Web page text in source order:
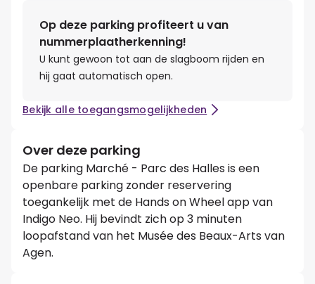
Op deze parking profiteert u van
nummerplaatherkenning!
U kunt gewoon tot aan de slagboom rijden en
hij gaat automatisch open.
Bekijk alle toegangsmogelijkheden
Over deze parking
De parking Marché - Parc des Halles is een
openbare parking zonder reservering
toegankelijk met de Hands on Wheel app van
Indigo Neo. Hij bevindt zich op 3 minuten
loopafstand van het Musée des Beaux-Arts van
Agen.